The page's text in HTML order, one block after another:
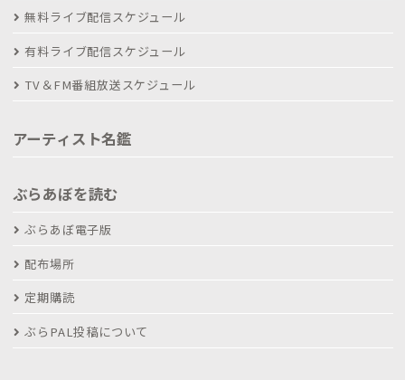
無料ライブ配信スケジュール
有料ライブ配信スケジュール
TV＆FM番組放送スケジュール
アーティスト名鑑
ぶらあぼを読む
ぶらあぼ電子版
配布場所
定期購読
ぶらPAL投稿について